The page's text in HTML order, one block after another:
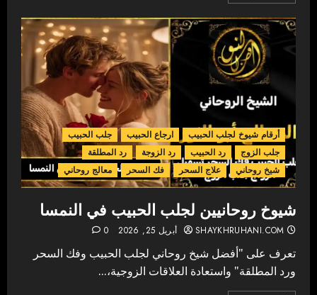
أرقام شيوخ لجلب الحبيب ارجاع الحبيب
جلب الحبيب
جلب الزوج
رد الحبيب رد الزوجة
رد المطلقة
شيخ روحاني
علاج السحر فك السحر معالج روحاني
شيوخ روحانيين لجلب الحبيب في النمسا
SHAYKHRUHANI.COM أبريل 25, 2026 0
تعرف على "أفضل شيخ روحاني لجلب الحبيب وفك السحر
ورد المطلقة" واستعادة العلاقات الزوجية،...